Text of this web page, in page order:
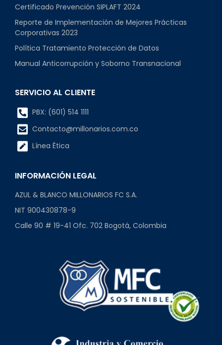
Certificado Prevención SIPLAFT 2024
Reporte de Implementación de Mejores Prácticas
Corporativas 2023
Política Tratamiento Protección de Datos
Manual Anticorrupción y Soborno Transnacional
SERVICIO AL CLIENTE
PBX: (601) 514 1111
Contacto@millonarios.com.co
Línea Ética
INFORMACIÓN LEGAL
AZUL & BLANCO MILLONARIOS FC S.A.
NIT 900430878-9
Calle 90 # 19-41 Ofc. 702 Bogotá, Colombia